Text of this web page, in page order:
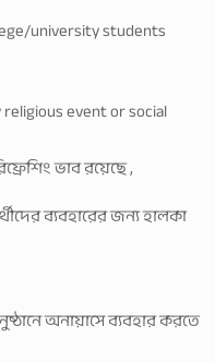
university students
event or social
ভাব রয়েছে ,
ব্যবহারের জন্য হালকা
অনায়াসে ব্যবহার করতে